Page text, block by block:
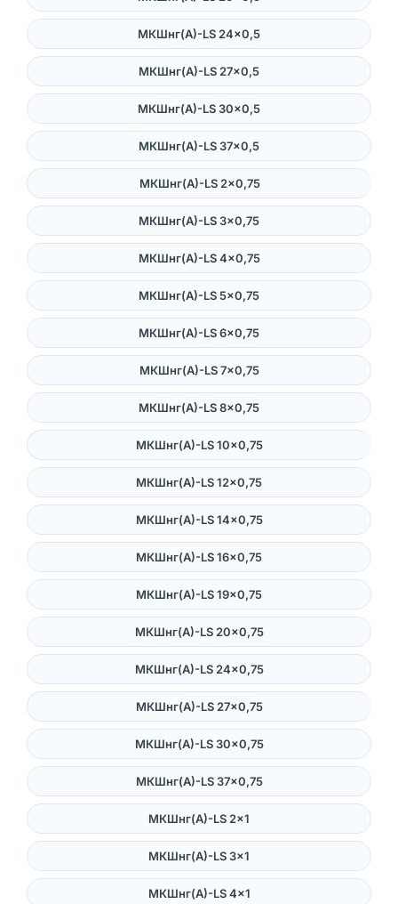
МКШнг(А)-LS 24×0,5
МКШнг(А)-LS 27×0,5
МКШнг(А)-LS 30×0,5
МКШнг(А)-LS 37×0,5
МКШнг(А)-LS 2×0,75
МКШнг(А)-LS 3×0,75
МКШнг(А)-LS 4×0,75
МКШнг(А)-LS 5×0,75
МКШнг(А)-LS 6×0,75
МКШнг(А)-LS 7×0,75
МКШнг(А)-LS 8×0,75
МКШнг(А)-LS 10×0,75
МКШнг(А)-LS 12×0,75
МКШнг(А)-LS 14×0,75
МКШнг(А)-LS 16×0,75
МКШнг(А)-LS 19×0,75
МКШнг(А)-LS 20×0,75
МКШнг(А)-LS 24×0,75
МКШнг(А)-LS 27×0,75
МКШнг(А)-LS 30×0,75
МКШнг(А)-LS 37×0,75
МКШнг(А)-LS 2×1
МКШнг(А)-LS 3×1
МКШнг(А)-LS 4×1